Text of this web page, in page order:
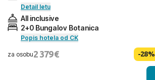
Detail letu
All inclusive
2+0 Bungalov Botanica
Popis hotela od CK
za osobu2 379 € -28%